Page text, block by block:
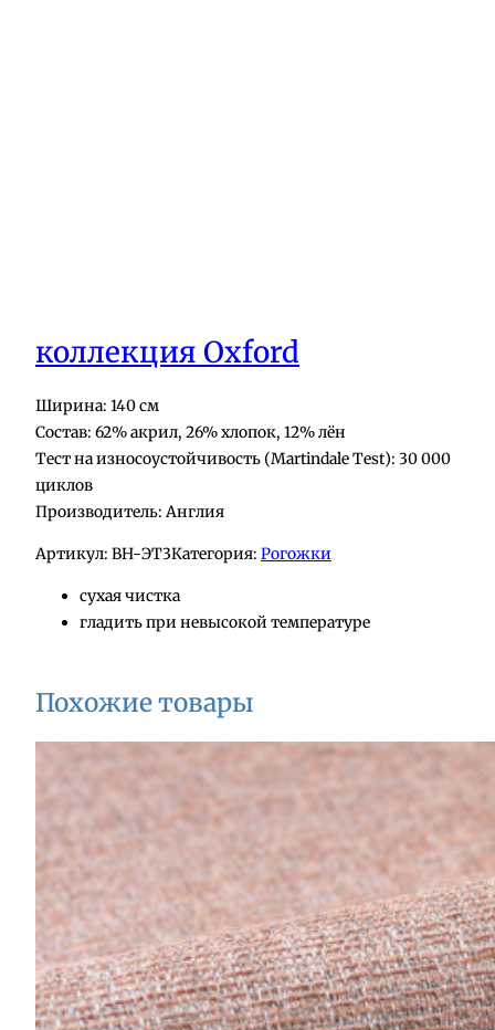
коллекция Oxford
Ширина: 140 см
Состав: 62% акрил, 26% хлопок, 12% лён
Тест на износоустойчивость (Martindale Test): 30 000
циклов
Производитель: Англия
Артикул: BH-ЭТ3Категория: Рогожки
сухая чистка
гладить при невысокой температуре
Похожие товары